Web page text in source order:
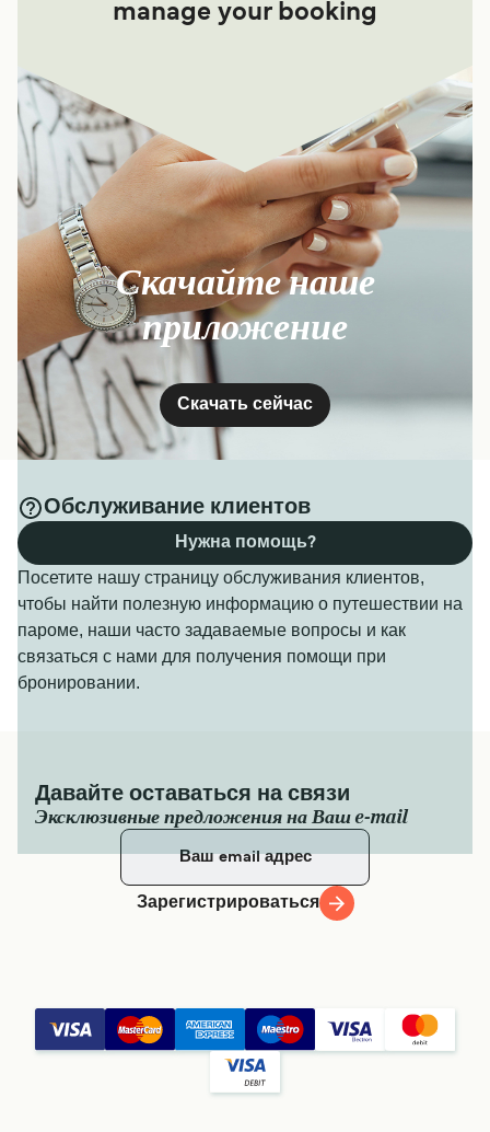
manage your booking
Скачайте наше
приложение
Скачать сейчас
Обслуживание клиентов
Посетите нашу страницу обслуживания клиентов,
чтобы найти полезную информацию о путешествии на
пароме, наши часто задаваемые вопросы и как
связаться с нами для получения помощи при
бронировании.
Нужна помощь?
Давайте оставаться на связи
Эксклюзивные предложения на Ваш e-mail
Зарегистрироваться